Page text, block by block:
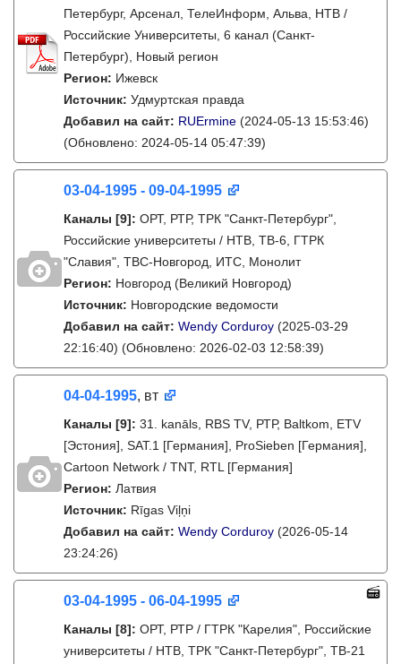
Петербург, Арсенал, ТелеИнформ, Альва, НТВ /
Российские Университеты, 6 канал (Санкт-
Петербург), Новый регион
Регион: Ижевск
Источник: Удмуртская правда
Добавил на сайт: RUErmine (2024-05-13 15:53:46)
(Обновлено: 2024-05-14 05:47:39)
03-04-1995 - 09-04-1995
Каналы [9]: ОРТ, РТР, ТРК "Санкт-Петербург",
Российские университеты / НТВ, ТВ-6, ГТРК
"Славия", ТВС-Новгород, ИТС, Монолит
Регион: Новгород (Великий Новгород)
Источник: Новгородские ведомости
Добавил на сайт: Wendy Corduroy (2025-03-29
22:16:40) (Обновлено: 2026-02-03 12:58:39)
04-04-1995, вт
Каналы [9]: 31. kanāls, RBS TV, РТР, Baltkom, ETV
[Эстония], SAT.1 [Германия], ProSieben [Германия],
Cartoon Network / TNT, RTL [Германия]
Регион: Латвия
Источник: Rīgas Viļņi
Добавил на сайт: Wendy Corduroy (2026-05-14
23:24:26)
03-04-1995 - 06-04-1995
Каналы [8]: ОРТ, РТР / ГТРК "Карелия", Российские
университеты / НТВ, ТРК "Санкт-Петербург", ТВ-21